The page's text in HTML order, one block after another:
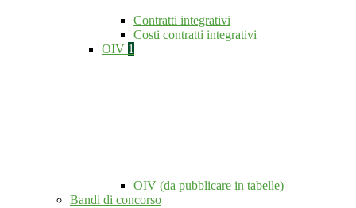
Contratti integrativi
Costi contratti integrativi
OIV 1
OIV (da pubblicare in tabelle)
Bandi di concorso